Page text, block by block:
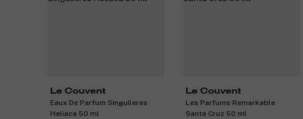
Le Couvent
Eaux De Parfum Singuileres
Heliaca 50 ml
Le Couvent
Les Parfums Remarkable
Santa Cruz 50 ml